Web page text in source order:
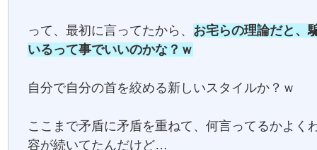
って、最初に言ってたから、 お宅らの理論だと、
いるって事でいいのかな？ｗ
自分で自分の首を絞める新しいスタイルか？ｗ
ここまで矛盾に矛盾を重ねて、何言ってるかよく
容が続いてたんだけど…